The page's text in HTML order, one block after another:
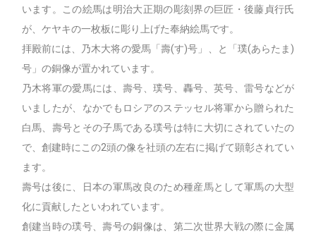
います。この絵馬は明治大正期の彫刻界の巨匠・後藤貞行氏
が、ケヤキの一枚板に彫り上げた奉納絵馬です。
拝殿前には、乃木大将の愛馬「壽(す)号」、と「璞(あらたま)
号」の銅像が置かれています。
乃木将軍の愛馬には、壽号、璞号、轟号、英号、雷号などが
いましたが、なかでもロシアのステッセル将軍から贈られた
白馬、壽号とその子馬である璞号は特に大切にされていたの
で、創建時にこの2頭の像を社頭の左右に掲げて顕彰されてい
ます。
壽号は後に、日本の軍馬改良のため種産馬として軍馬の大型
化に貢献したといわれています。
創建当時の璞号、壽号の銅像は、第二次世界大戦の際に金属